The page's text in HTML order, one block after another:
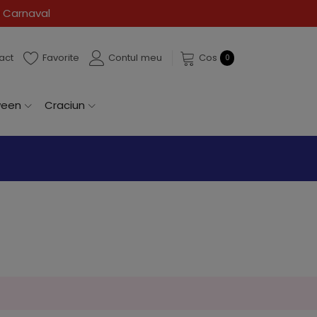
Favorite Contul meu Cos 0
Craciun